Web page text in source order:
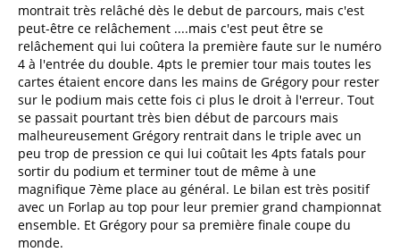
montrait très relâché dès le debut de parcours, mais c'est
peut-être ce relâchement ....mais c'est peut être se
relâchement qui lui coûtera la première faute sur le numéro
4 à l'entrée du double. 4pts le premier tour mais toutes les
cartes étaient encore dans les mains de Grégory pour rester
sur le podium mais cette fois ci plus le droit à l'erreur. Tout
se passait pourtant très bien début de parcours mais
malheureusement Grégory rentrait dans le triple avec un
peu trop de pression ce qui lui coûtait les 4pts fatals pour
sortir du podium et terminer tout de même à une
magnifique 7ème place au général. Le bilan est très positif
avec un Forlap au top pour leur premier grand championnat
ensemble. Et Grégory pour sa première finale coupe du
monde.